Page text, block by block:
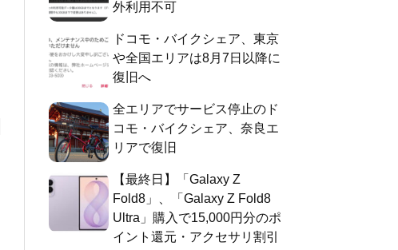
外利用不可
ドコモ・バイクシェア、東京
や全国エリアは8月7日以降に
復旧へ
全エリアでサービス停止のド
コモ・バイクシェア、奈良エ
リアで復旧
【最終日】「Galaxy Z
Fold8」、「Galaxy Z Fold8
Ultra」購入で15,000円分のポ
イント還元・アクセサリ割引